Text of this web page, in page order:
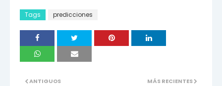
Tags predicciones
MÁS RECIENTES
ANTIGUOS